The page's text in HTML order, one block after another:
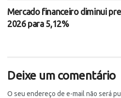
Mercado financeiro diminui
2026 para 5,12%
Deixe um comentário
O seu endereço de e-mail não será